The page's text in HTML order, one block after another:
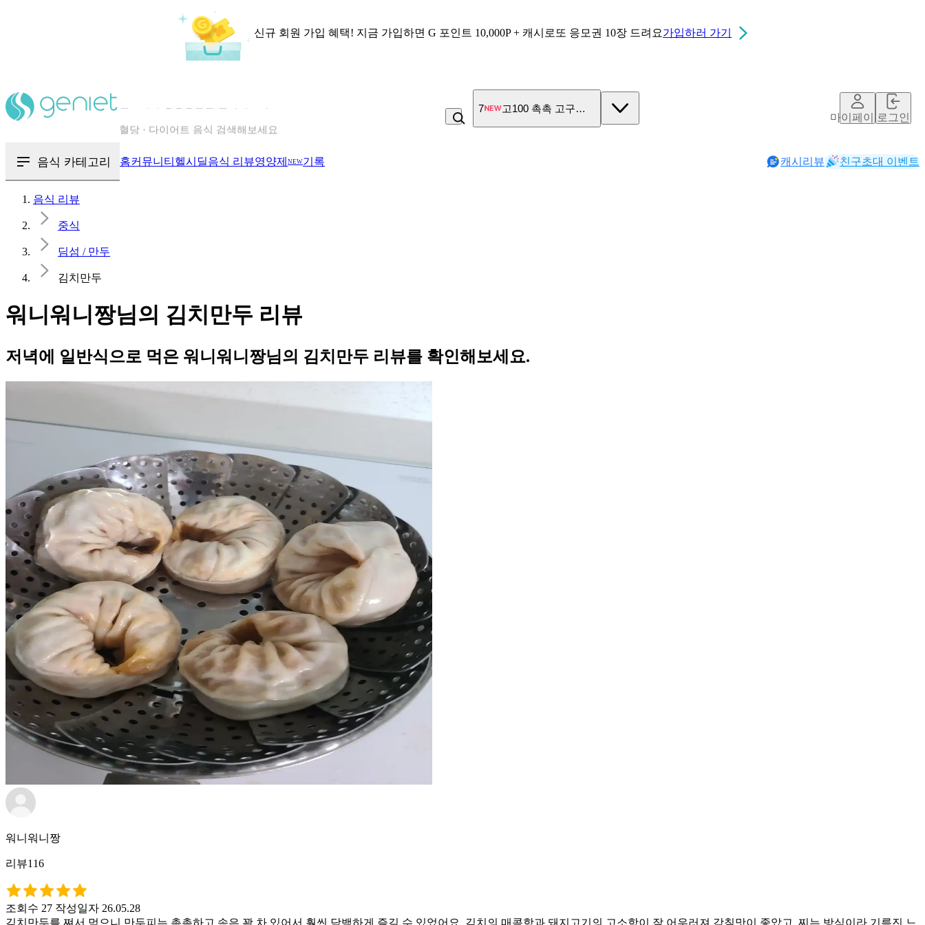
신규 회원 가입 혜택! 지금 가입하면 G 포인트 10,000P + 캐시로또 응모권 10장 드려요가입하러 가기
8 김치
마이페이지로그인
음식 카테고리 홈커뮤니티 헬시딜음식 리뷰영양제 NEW기록 캐시리뷰 친구초대 이벤트
음식 리뷰
중식
딤섬 / 만두
김치만두
워니워니짱님의 김치만두 리뷰
저녁에 일반식으로 먹은 워니워니짱님의 김치만두 리뷰를 확인해보세요.
워니워니짱
리뷰116
조회수 27 작성일자 26.05.28
김치만두를 쪄서 먹으니 만두피는 촉촉하고 속은 꽉 차 있어서 훨씬 담백하게 즐길 수 있었어요. 김치의 매콤함과 돼지고기의 고소함이 잘 어우러져 감칠맛이 좋았고, 찌는 방식이라 기름진 느